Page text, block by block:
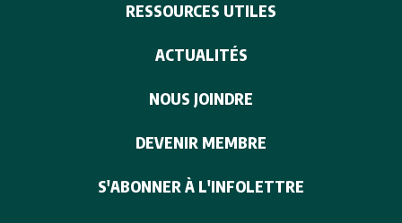
RESSOURCES UTILES
ACTUALITÉS
NOUS JOINDRE
DEVENIR MEMBRE
S'ABONNER À L'INFOLETTRE